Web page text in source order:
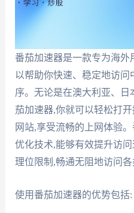
番茄加速器是一款专为海外
以帮助你快速、稳定地访问
序。无论是在澳大利亚、日
茄加速器,你就可以轻松打
网站,享受流畅的上网体验
优化技术,能够有效提升访
理位限制,畅通无阻地访问各
使用番茄加速器的优势包括: